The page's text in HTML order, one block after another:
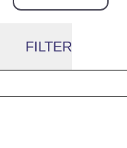
FILTER